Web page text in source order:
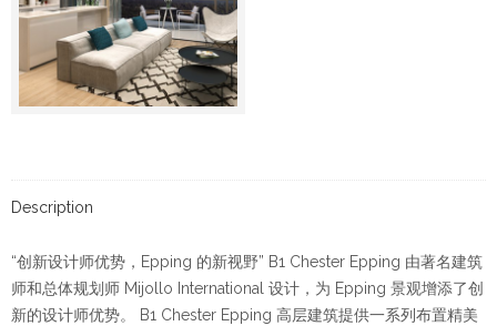
Description
“创新设计师优势，Epping 的新视野” B1 Chester Epping 由著名建筑
师和总体规划师 Mijollo International 设计，为 Epping 景观增添了创
新的设计师优势。 B1 Chester Epping 高层建筑提供一系列布置精美